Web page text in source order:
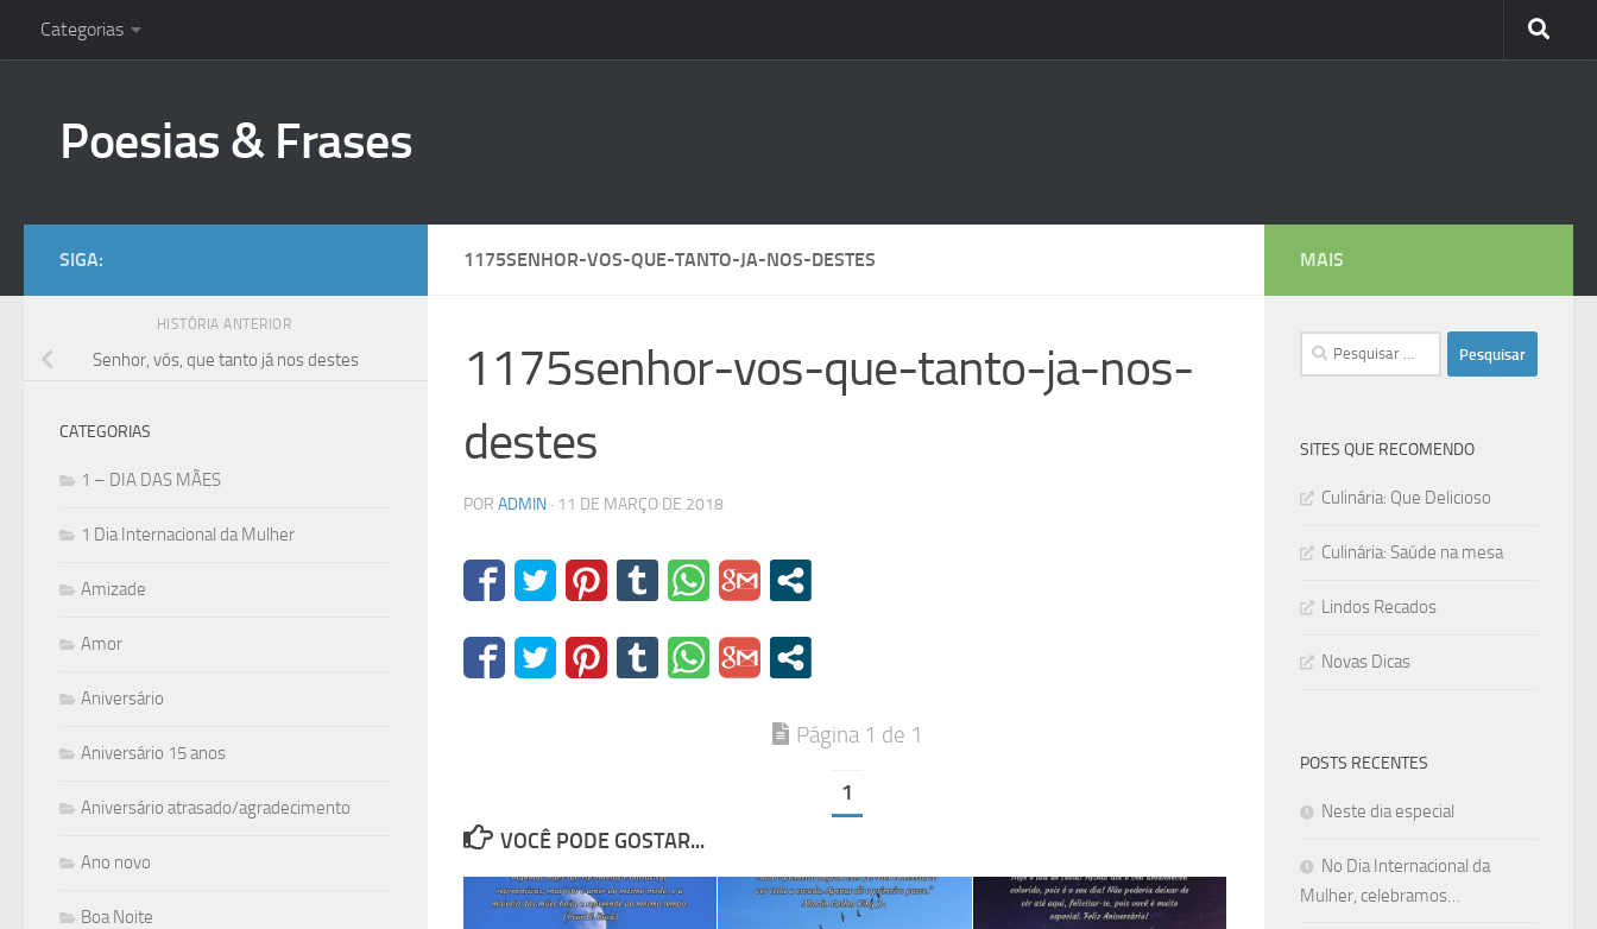
Skip to content
Categorias
Poesias & Frases
1175SENHOR-VOS-QUE-TANTO-JA-NOS-DESTES
1175senhor-vos-que-tanto-ja-nos-
destes
POR ADMIN · 11 DE MARÇO DE 2018
Página 1 de 1
1
VOCÊ PODE GOSTAR...
SIGA:
HISTÓRIA ANTERIOR
Senhor, vós, que tanto já nos destes
CATEGORIAS
1 – DIA DAS MÃES
1 Dia Internacional da Mulher
Amizade
Amor
Aniversário
Aniversário 15 anos
Aniversário atrasado/agradecimento
Ano novo
Boa Noite
MAIS
Pesquisar
por:
SITES QUE RECOMENDO
Culinária: Que Delicioso
Culinária: Saúde na mesa
Lindos Recados
Novas Dicas
POSTS RECENTES
Neste dia especial
No Dia Internacional da
Mulher, celebramos…